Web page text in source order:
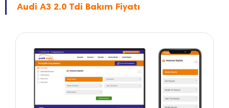
Audi A3 2.0 Tdi Bakım Fiyatı